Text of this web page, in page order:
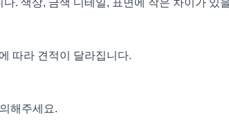
. 색상, 금색 디테일, 표면에 작은 차이가 있
따라 견적이 달라집니다.
해주세요.